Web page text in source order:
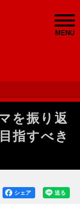
MENU
を振り返
指すべき
送る
シェア